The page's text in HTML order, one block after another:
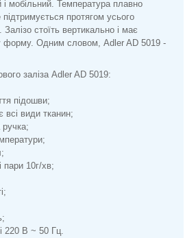
і мобільний. Температура плавно
протягом усього
стоїть вертикально і має
форму. Одним словом, Adler AD 5019 -
заліза Adler AD 5019:
підошви;
всі види тканин;
ручка;
пари 10г/хв;
220 В ~ 50 Гц.